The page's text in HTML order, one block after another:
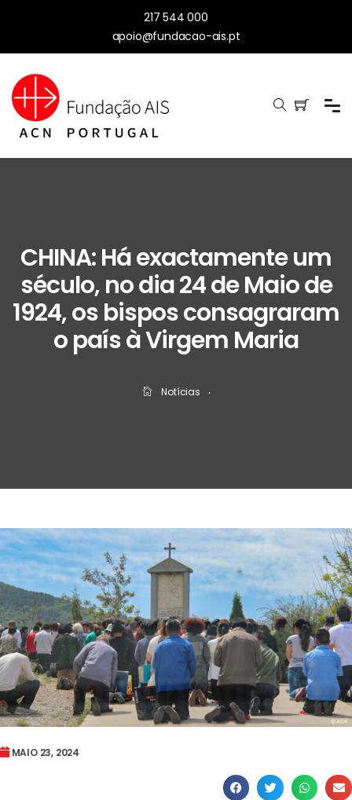
217 544 000
apoio@fundacao-ais.pt
CHINA: Há exactamente um
século, no dia 24 de Maio de
1924, os bispos consagraram
o país à Virgem Maria
Notícias ‧
MAIO 23, 2024